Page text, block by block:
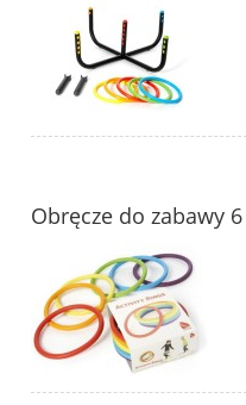
Obręcze do zabawy